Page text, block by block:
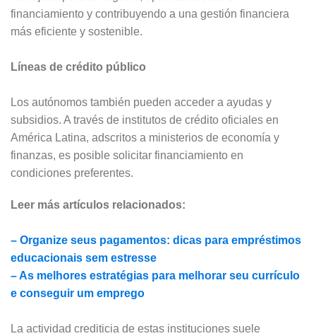
financiamiento y contribuyendo a una gestión financiera
más eficiente y sostenible.
Líneas de crédito público
Los autónomos también pueden acceder a ayudas y
subsidios. A través de institutos de crédito oficiales en
América Latina, adscritos a ministerios de economía y
finanzas, es posible solicitar financiamiento en
condiciones preferentes.
Leer más artículos relacionados:
– Organize seus pagamentos: dicas para empréstimos
educacionais sem estresse
– As melhores estratégias para melhorar seu currículo
e conseguir um emprego
La actividad crediticia de estas instituciones suele